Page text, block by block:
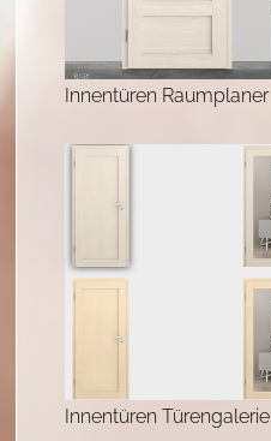
Innentüren Raumplaner
Innentüren Türengalerie